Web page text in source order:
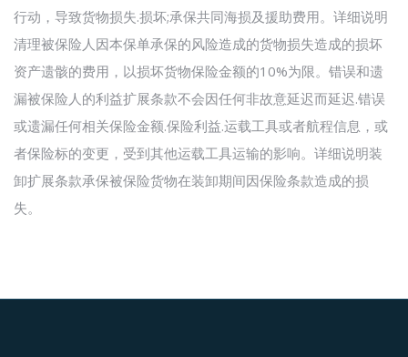
行动，导致货物损失.损坏;承保共同海损及援助费用。详细说明
清理被保险人因本保单承保的风险造成的货物损失造成的损坏
资产遗骸的费用，以损坏货物保险金额的10%为限。错误和遗
漏被保险人的利益扩展条款不会因任何非故意延迟而延迟.错误
或遗漏任何相关保险金额.保险利益.运载工具或者航程信息，或
者保险标的变更，受到其他运载工具运输的影响。详细说明装
卸扩展条款承保被保险货物在装卸期间因保险条款造成的损
失。